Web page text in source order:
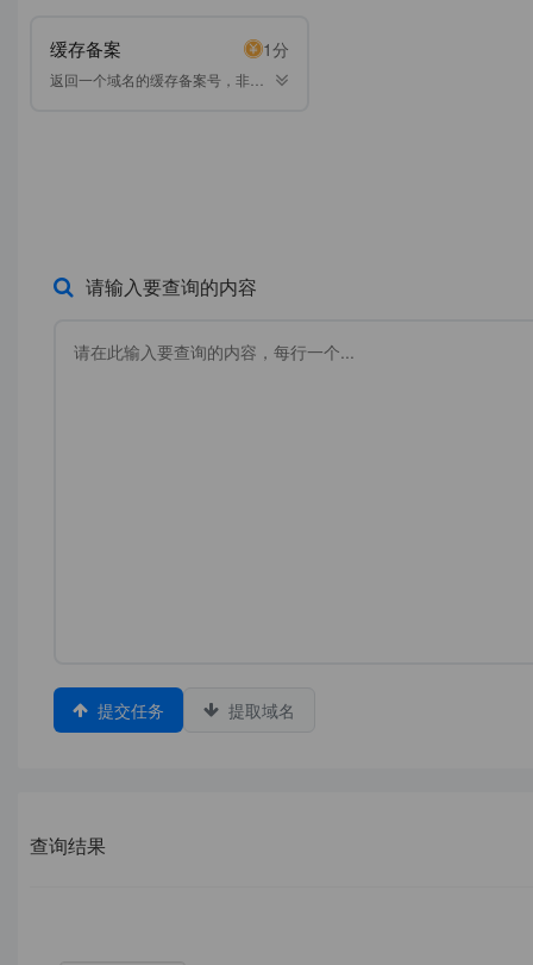
缓存备案 1分
返回一个域名的缓存备案号，非实
请输入要查询的内容
提交任务 提取域名
查询结果